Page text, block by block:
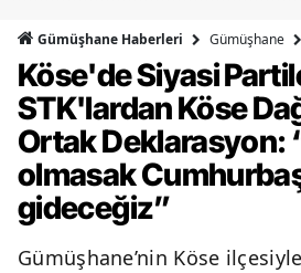
Bolu
Gümüşhane Haberleri Gümüşhane
Köse'de Siyasi
STK'lardan Köse
Ortak Deklarasyon:
olmasak
gideceğiz”
Gümüşhane’nin Köse